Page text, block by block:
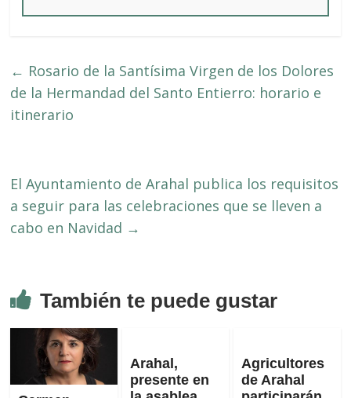
← Rosario de la Santísima Virgen de los Dolores
de la Hermandad del Santo Entierro: horario e
itinerario
El Ayuntamiento de Arahal publica los requisitos
a seguir para las celebraciones que se lleven a
cabo en Navidad →
También te puede gustar
Arahal,
presente en
Agricultores
de Arahal